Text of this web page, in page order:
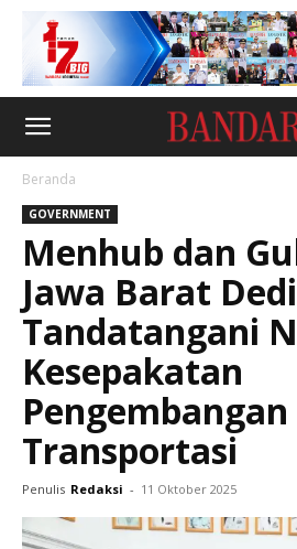
Beranda
GOVERNMENT
Menhub dan
Jawa Barat Dedi
Tandatangani
Kesepakatan
Pengembangan
Transportasi
Penulis Redaksi - 11 Oktober 2025